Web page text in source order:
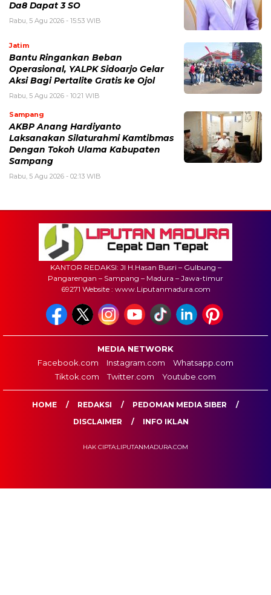
Da8 Dapat 3 SO
Rabu, 5 Agu 2026 - 15:53 WIB
Jatim
Bantu Ringankan Beban
Operasional, YALPK Sidoarjo Gelar
Aksi Bagi Pertalite Gratis ke Ojol
Rabu, 5 Agu 2026 - 10:21 WIB
Sampang
AKBP Anang Hardiyanto
Laksanakan Silaturahmi Kamtibmas
Dengan Tokoh Ulama Kabupaten
Sampang
Rabu, 5 Agu 2026 - 02:13 WIB
KANTOR REDAKSI: Jl H.Hasan Busri – Gulbung –
Pangarengan – Sampang – Madura – Jawa-timur
69271 Website : www.Liputanmadura.com
MEDIA NETWORK
Facebook.com
Instagram.com
Whatsapp.com
Tiktok.com
Twitter.com Youtube.com
HOME REDAKSI
PEDOMAN MEDIA SIBER
DISCLAIMER
INFO IKLAN
HAK CIPTA:LIPUTANMADURA.COM